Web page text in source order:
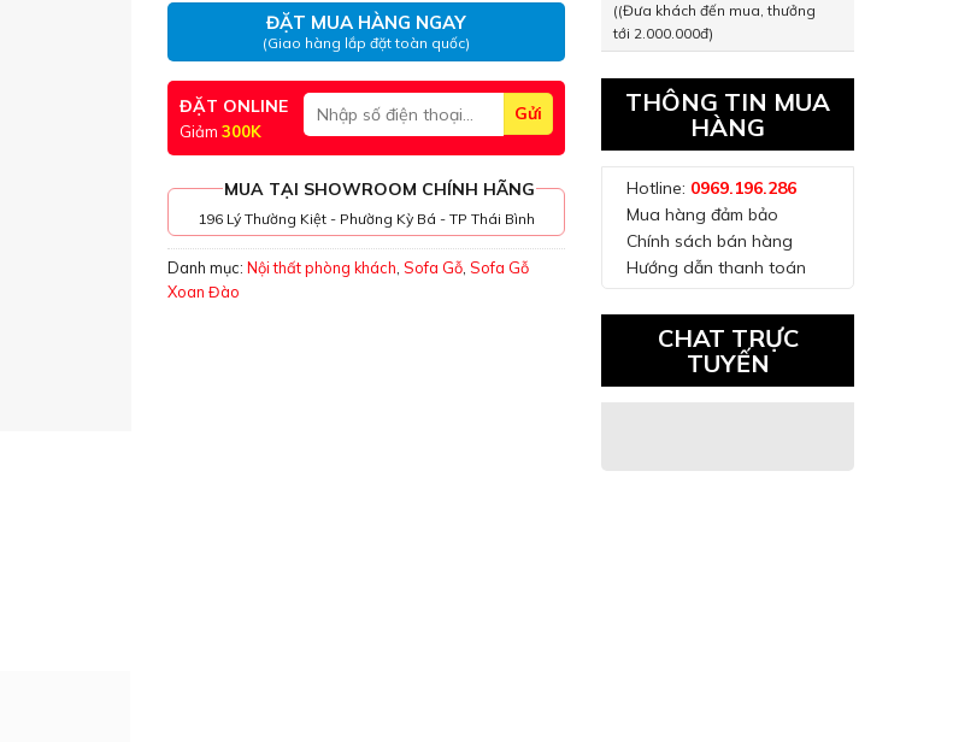
ĐẶT MUA HÀNG NGAY
(Giao hàng lắp đặt toàn quốc)
ĐẶT ONLINE
Giảm 300K
MUA TẠI SHOWROOM CHÍNH HÃNG
196 Lý Thường Kiệt - Phường Kỳ Bá - TP Thái Bình
Danh mục: Nội thất phòng khách Sofa Gỗ Sofa Gỗ
Xoan Đào
((Đưa khách đến mua, thưởng
tới 2.000.000đ)
THÔNG TIN MUA
HÀNG
Hotline: 0969.196.286
Mua hàng đảm bảo
Chính sách bán hàng
Hướng dẫn thanh toán
CHAT TRỰC
TUYẾN